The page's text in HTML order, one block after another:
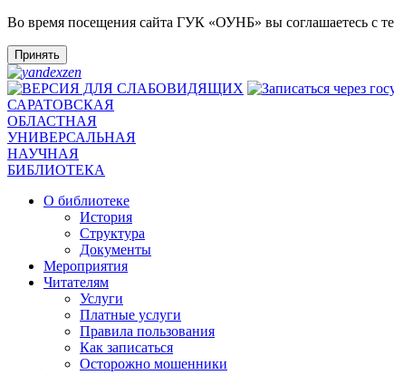
Во время посещения сайта ГУК «ОУНБ» вы соглашаетесь с
Принять
САРАТОВСКАЯ
ОБЛАСТНАЯ
УНИВЕРСАЛЬНАЯ
НАУЧНАЯ
БИБЛИОТЕКА
О библиотеке
История
Структура
Документы
Мероприятия
Читателям
Услуги
Платные услуги
Правила пользования
Как записаться
Осторожно мошенники